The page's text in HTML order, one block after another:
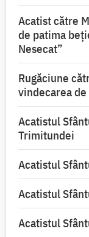
Acatist către
de patima
Nesecat”
Rugăciune
vindecarea
Acatistul
Trimitundei
Acatistul
Acatistul
Acatistul